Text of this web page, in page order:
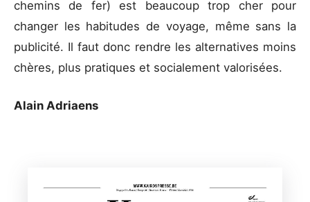
chemins de fer) est beaucoup trop cher pour
changer les habitudes de voyage, même sans la
publicité. Il faut donc rendre les alternatives moins
chères, plus pratiques et socialement valorisées.
Alain Adriaens